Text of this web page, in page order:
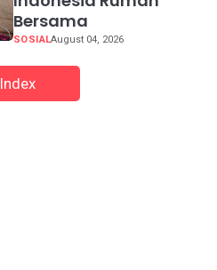
Bersama
SOSIALAugust 04, 2026
Index